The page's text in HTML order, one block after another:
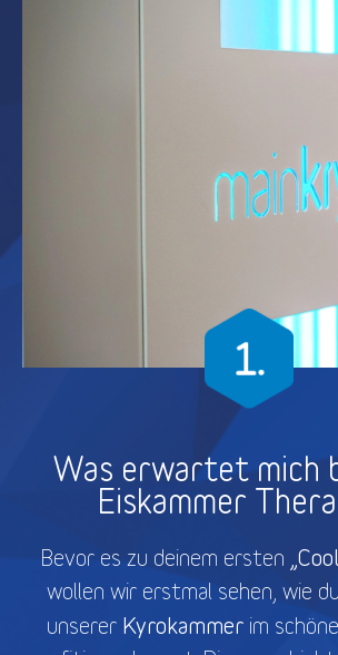
Was erwartet mich
Eiskammer
Bevor es zu deinem ersten
wollen wir erstmal sehen, wie
unserer Kyrokammerim